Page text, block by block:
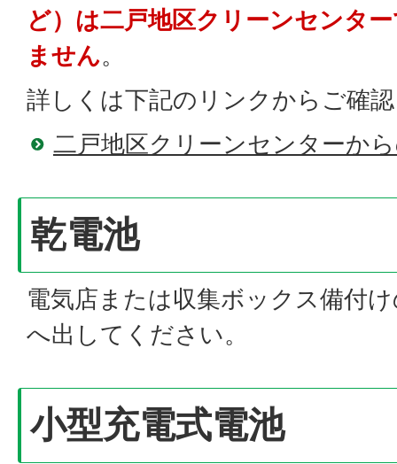
ど）は二戸地区クリーンセンタ
ません。
詳しくは下記のリンクからご確
二戸地区クリーンセンターか
乾電池
電気店または収集ボックス備付
へ出してください。
小型充電式電池